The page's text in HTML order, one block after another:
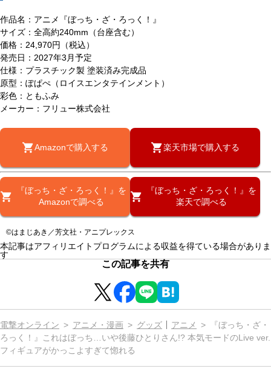
作品名：アニメ『ぼっち・ざ・ろっく！』
サイズ：全高約240mm（台座含む）
価格：24,970円（税込）
発売日：2027年3月予定
仕様：プラスチック製 塗装済み完成品
原型：ぽぱぺ（ロイスエンタテインメント）
彩色：ともふみ
メーカー：フリュー株式会社
Amazonで購入する 楽天市場で購入する
『ぼっち・ざ・ろっく！』を
Amazonで調べる
『ぼっち・ざ・ろっく！』を
楽天で調べる
©はまじあき／芳文社・アニプレックス
本記事はアフィリエイトプログラムによる収益を得ている場合がありま
す
この記事を共有
電撃オンライン アニメ・漫画 グッズ アニメ
『ぼっち・ざ・
ろっく！』これはぼっち…いや後藤ひとりさん!? 本気モードのLive ver.
フィギュアがかっこよすぎて惚れる